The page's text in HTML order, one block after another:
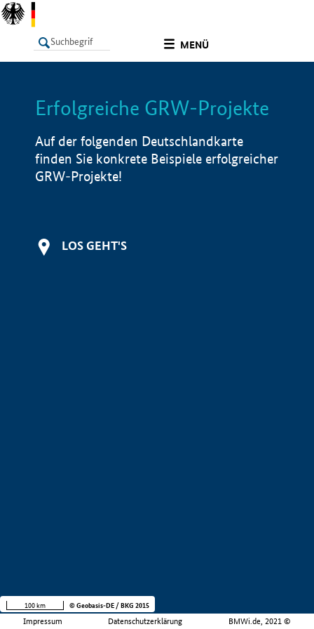
MENÜ
LISTE Info
Erfolgreiche GRW-Projekte
Auf der folgenden Deutschlandkarte
finden Sie konkrete Beispiele erfolgreicher
GRW-Projekte!
LOS GEHT'S
Impressum Datenschutzerklärung BMWi.de, 2021 ©
100 km © Geobasis-DE / BKG 2015